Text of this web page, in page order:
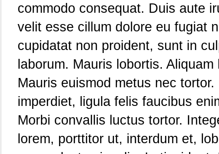
commodo consequat. Duis aute
velit esse cillum dolore eu fugiat
cupidatat non proident, sunt in
laborum. Mauris lobortis.
Mauris euismod metus nec
imperdiet, ligula felis faucibus
Morbi convallis luctus tortor.
lorem, porttitor ut, interdum et,